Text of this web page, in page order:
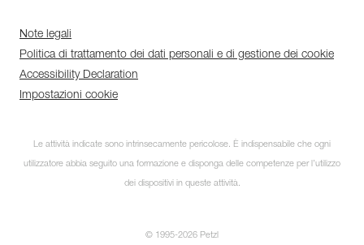
Note legali
Politica di trattamento dei dati personali e di gestione dei cookie
Accessibility Declaration
Impostazioni cookie
Le attività indicate sono intrinsecamente pericolose. È indispensabile che ogni
utilizzatore abbia seguito una formazione e disponga delle competenze per l’utilizzo
dei dispositivi in queste attività.
© 1995-2026 Petzl